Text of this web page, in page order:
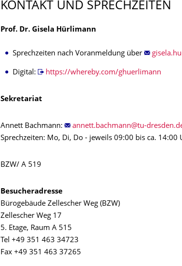
KONTAKT UND SPRECHZEITEN
Prof. Dr. Gisela Hürlimann
Sprechzeiten nach Voranmeldung über
Digital: https://whereby.com/ghuerlimann
Sekretariat
Annett Bachmann:
Sprechzeiten: Mo, Di, Do - jeweils 09:00 bis ca. 14:00
BZW/ A 519
Besucheradresse
Bürogebäude Zellescher Weg (BZW)
Zellescher Weg 17
5. Etage, Raum A 515
Tel +49 351 463 34723
Fax +49 351 463 37265